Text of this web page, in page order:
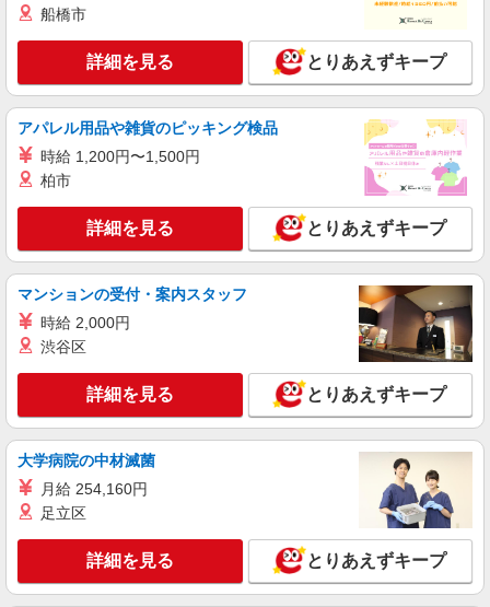
パート
生活協同組合コープみらい コープ杉並井草店
野菜・果物の品出し
時給1295円〜時給1445円※時間・曜日によ
る ※加給含む 時給1295円〜 ※9時迄 時給＋
100円 ※16時（17時）以降 時給＋150円 ※日・
祝日 時給＋150円
詳細を見る
生活協同組合コープみらい コープ上井草店
お肉の加工・品出し等
時給1315円〜時給1465円※時間・曜日によ
100円 ※16時（17時）以降 時給＋150円 ※日・
祝日 時給＋150円
キープ 詳細を見る
アルバイト
生活協同組合コープみらい コープ杉並井草店
時給1295円〜時給1345円※時間・曜日によ
る ※加給含む 時給1295円〜 ※16時（17時）以
降 時給＋50円 ※日・祝日 時給＋100円
東京都杉並区井草2丁目23-8
船橋市
詳細を見る とりあえずキープ
アパレル用品や雑貨のピッキング検品
時給 1,200円〜1,500円
柏市
詳細を見る とりあえずキープ
マンションの受付・案内スタッフ
時給 2,000円
渋谷区
詳細を見る とりあえずキープ
大学病院の中材滅菌
月給 254,160円
足立区
詳細を見る とりあえずキープ